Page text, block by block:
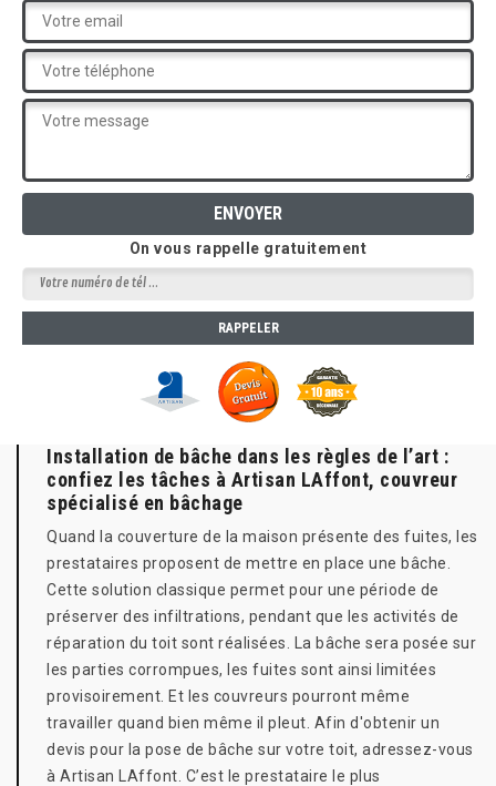
On vous rappelle gratuitement
Installation de bâche dans les règles de l’art :
confiez les tâches à Artisan LAffont, couvreur
spécialisé en bâchage
Quand la couverture de la maison présente des fuites, les
prestataires proposent de mettre en place une bâche.
Cette solution classique permet pour une période de
préserver des infiltrations, pendant que les activités de
réparation du toit sont réalisées. La bâche sera posée sur
les parties corrompues, les fuites sont ainsi limitées
provisoirement. Et les couvreurs pourront même
travailler quand bien même il pleut. Afin d'obtenir un
devis pour la pose de bâche sur votre toit, adressez-vous
à Artisan LAffont. C’est le prestataire le plus